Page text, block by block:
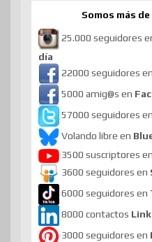
Somos más
25.000 seguidores
día
22000 seguidores en
5000 amig@s en
57000 seguidores en
Volando libre en
3500 suscriptores en
3600 seguidores en
6000 seguidores en
8000 contactos
3000 seguidores en